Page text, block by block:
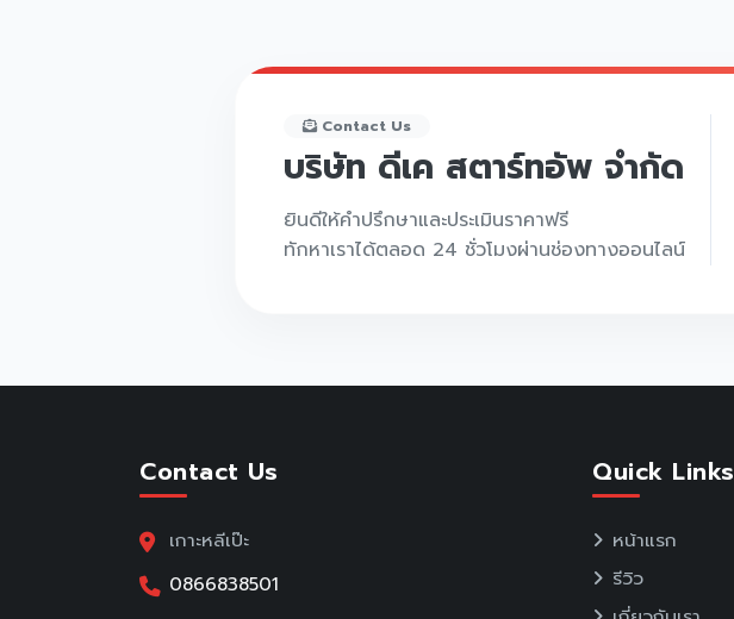
Contact Us
บริษัท ดีเค สตาร์ทอัพ จำกัด
ยินดีให้คำปรึกษาและประเมินราคาฟรี
ทักหาเราได้ตลอด 24 ชั่วโมงผ่านช่องทางออนไลน์
Contact Us
เกาะหลีเป๊ะ
0866838501
Quick Links
หน้าแรก
รีวิว